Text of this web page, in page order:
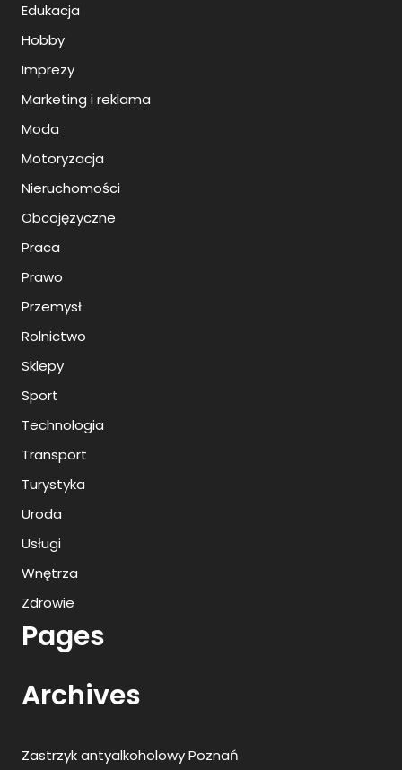
Edukacja
Hobby
Imprezy
Marketing i reklama
Moda
Motoryzacja
Nieruchomości
Obcojęzyczne
Praca
Prawo
Przemysł
Rolnictwo
Sklepy
Sport
Technologia
Transport
Turystyka
Uroda
Usługi
Wnętrza
Zdrowie
Pages
Archives
Zastrzyk antyalkoholowy Poznań